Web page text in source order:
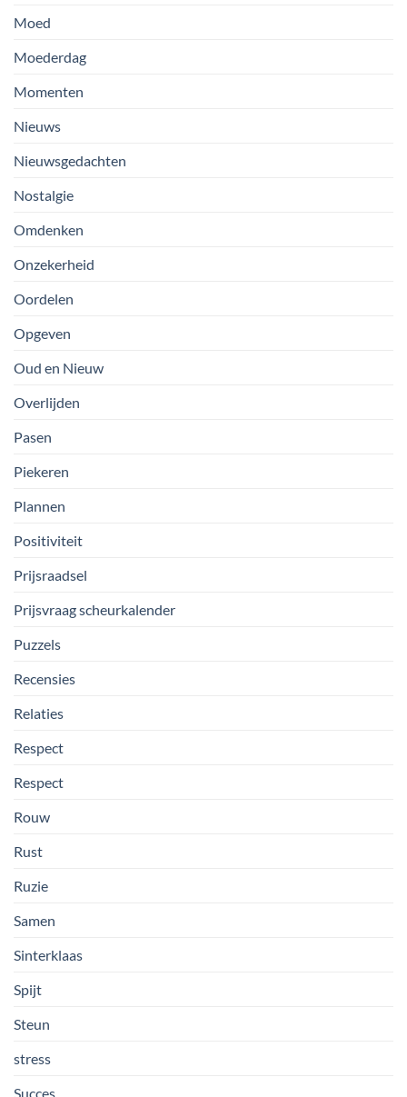
Moed
Moederdag
Momenten
Nieuws
Nieuwsgedachten
Nostalgie
Omdenken
Onzekerheid
Oordelen
Opgeven
Oud en Nieuw
Overlijden
Pasen
Piekeren
Plannen
Positiviteit
Prijsraadsel
Prijsvraag scheurkalender
Puzzels
Recensies
Relaties
Respect
Respect
Rouw
Rust
Ruzie
Samen
Sinterklaas
Spijt
Steun
stress
Succes